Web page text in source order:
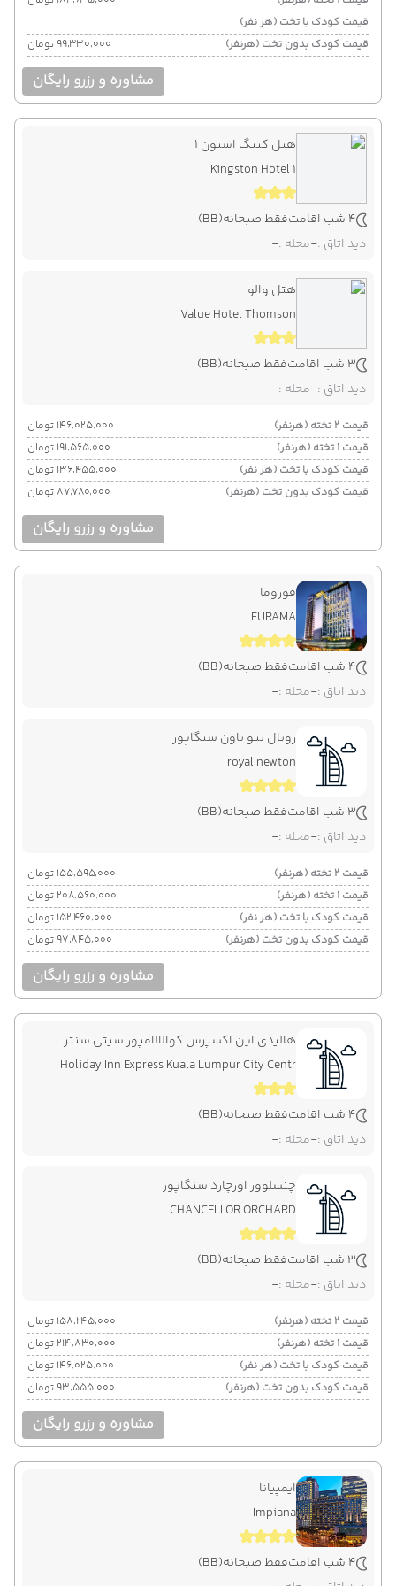
قیمت کودک با تخت (هر نفر)
قیمت کودک بدون تخت (هرنفر)
۹۹٬۳۳۰٬۰۰۰ تومان
مشاوره و رزرو رایگان
هتل کینگ استون 1
Kingston Hotel 1
4 شب اقامت فقط صبحانه(BB)
دید اتاق :-محله :-
هتل والو
Value Hotel Thomson
3 شب اقامت فقط صبحانه(BB)
دید اتاق :-محله :-
قیمت 2 تخته (هرنفر)
۱۴۶٬۰۲۵٬۰۰۰ تومان
قیمت 1 تخته (هرنفر)
۱۹۱٬۵۶۵٬۰۰۰ تومان
قیمت کودک با تخت (هر نفر)
۱۳۶٬۴۵۵٬۰۰۰ تومان
قیمت کودک بدون تخت (هرنفر)
۸۷٬۷۸۰٬۰۰۰ تومان
مشاوره و رزرو رایگان
فوروما
FURAMA
4 شب اقامت فقط صبحانه(BB)
دید اتاق :-محله :-
رویال نیو تاون سنگاپور
royal newton
3 شب اقامت فقط صبحانه(BB)
دید اتاق :-محله :-
قیمت 2 تخته (هرنفر)
۱۵۵٬۵۹۵٬۰۰۰ تومان
قیمت 1 تخته (هرنفر)
۲۰۸٬۵۶۰٬۰۰۰ تومان
قیمت کودک با تخت (هر نفر)
۱۵۲٬۴۶۰٬۰۰۰ تومان
قیمت کودک بدون تخت (هرنفر)
۹۷٬۸۴۵٬۰۰۰ تومان
مشاوره و رزرو رایگان
هالیدی این اکسپرس کوالالامپور سیتی سنتر
Holiday Inn Express Kuala Lumpur City Centr
4 شب اقامت فقط صبحانه(BB)
دید اتاق :-محله :-
چنسلوور اورچارد سنگاپور
CHANCELLOR ORCHARD
3 شب اقامت فقط صبحانه(BB)
دید اتاق :-محله :-
قیمت 2 تخته (هرنفر)
۱۵۸٬۲۴۵٬۰۰۰ تومان
قیمت 1 تخته (هرنفر)
۲۱۴٬۸۳۰٬۰۰۰ تومان
قیمت کودک با تخت (هر نفر)
۱۴۶٬۰۲۵٬۰۰۰ تومان
قیمت کودک بدون تخت (هرنفر)
۹۳٬۵۵۵٬۰۰۰ تومان
مشاوره و رزرو رایگان
ایمپیانا
Impiana
4 شب اقامت فقط صبحانه(BB)